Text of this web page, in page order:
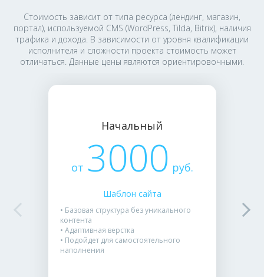
Стоимость зависит от типа ресурса (лендинг, магазин,
портал), используемой CMS (WordPress, Tilda, Bitrix), наличия
трафика и дохода. В зависимости от уровня квалификации
исполнителя и сложности проекта стоимость может
отличаться. Данные цены являются ориентировочными.
Начальный
от 3000 руб.
Шаблон сайта
• Базовая структура без уникального
контента
• Адаптивная верстка
• Подойдет для самостоятельного
наполнения